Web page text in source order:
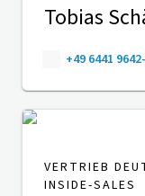
Tobias
+49 6441
VERTRIEB
INSIDE-SALES